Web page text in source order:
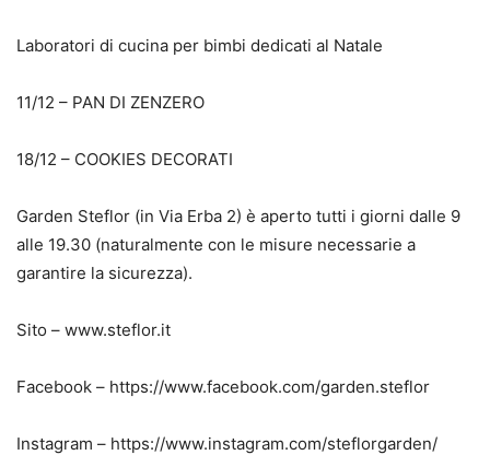
Laboratori di cucina per bimbi dedicati al Natale
11/12 – PAN DI ZENZERO
18/12 – COOKIES DECORATI
Garden Steflor (in Via Erba 2) è aperto tutti i giorni dalle 9
alle 19.30 (naturalmente con le misure necessarie a
garantire la sicurezza).
Sito – www.steflor.it
Facebook – https://www.facebook.com/garden.steflor
Instagram – https://www.instagram.com/steflorgarden/